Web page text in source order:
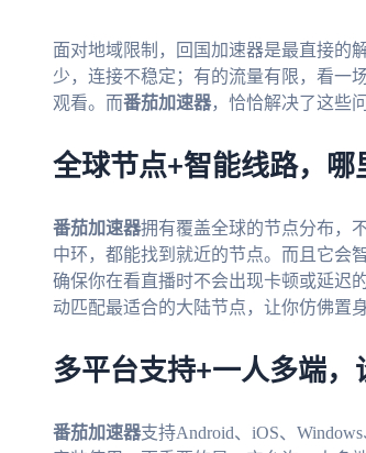
面对地域限制，回国加速器是最直接
少，连接不稳定；有的流量有限，看一
观看。而番茄加速器，恰恰解决了这些
全球节点+智能线路，哪
番茄加速器拥有覆盖全球的节点分布，
中环，都能找到就近的节点。而且它会
确保你在看直播时不会出现卡顿或延迟
动匹配最适合的大陆节点，让你仿佛置
多平台支持+一人多端，
番茄加速器支持Android、iOS、